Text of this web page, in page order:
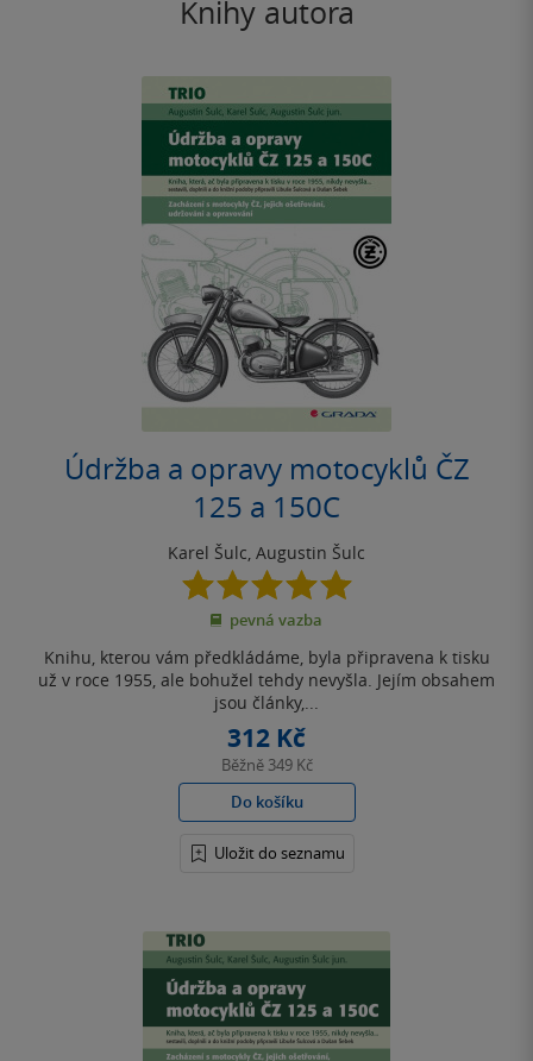
Knihy autora
Údržba a opravy motocyklů ČZ
125 a 150C
Karel Šulc, Augustin Šulc
5.0
z
5
pevná vazba
Knihu, kterou vám předkládáme, byla připravena k tisku
už v roce 1955, ale bohužel tehdy nevyšla. Jejím obsahem
jsou články,...
312 Kč
Běžně 349 Kč
Do košíku
Uložit do seznamu